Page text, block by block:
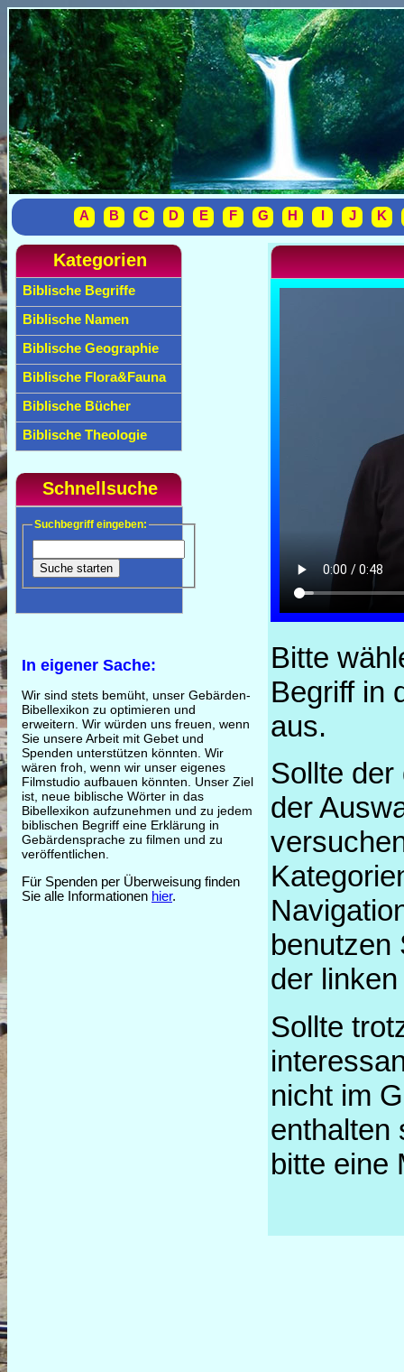
A B C D E F G H J K
Kategorien
Biblische Begriffe
Biblische Namen
Biblische Geographie
Biblische Flora&Fauna
Biblische Bücher
Biblische Theologie
Schnellsuche
Suchbegriff eingeben:
In eigener Sache:
Wir sind stets bemüht, unser Gebärden-
Bibellexikon zu optimieren und
erweitern. Wir würden uns freuen, wenn
Sie unsere Arbeit mit Gebet und
Spenden unterstützen könnten. Wir
wären froh, wenn wir unser eigenes
Filmstudio aufbauen könnten. Unser Ziel
ist, neue biblische Wörter in das
Bibellexikon aufzunehmen und zu jedem
biblischen Begriff eine Erklärung in
Gebärdensprache zu filmen und zu
veröffentlichen.
Für Spenden per Überweisung finden
Sie alle Informationen hier.
Bitte
Begriff in
aus.
Sollte der
der
benutzen
der
Sollte
nicht im
enthalten
bitte eine